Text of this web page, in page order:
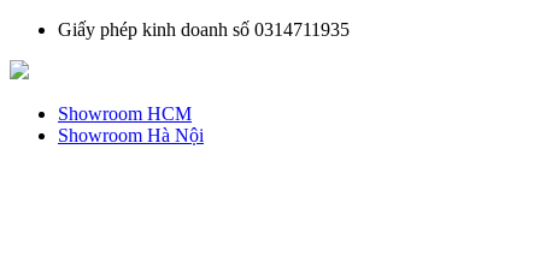
Giấy phép kinh doanh số 0314711935
Showroom HCM
Showroom Hà Nội